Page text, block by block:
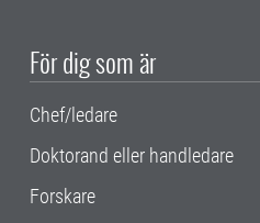
För dig som är
Chef/ledare
Doktorand eller handledare
Forskare